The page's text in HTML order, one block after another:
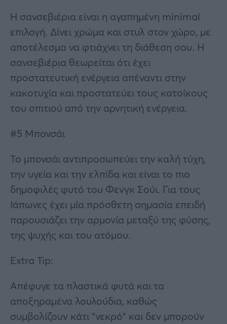
Η σανσεβιέρια είναι η αγαπημένη minimal
επιλογή. Δίνει χρώμα και στυλ στον χώρο, με
αποτέλεσμα να φτιάχνει τη διάθεση σου. Η
σανσεβιέρια θεωρείται ότι έχει
προστατευτική ενέργεια απέναντι στην
κακοτυχία και προστατεύει τους κατοίκους
του σπιτιού από την αρνητική ενέργεια.
#5 Μπονσάι
Το μπονσάι αντιπροσωπεύει την καλή τύχη,
την υγεία και την ελπίδα και είναι το πιο
δημοφιλές φυτό του Φενγκ Σούι. Για τους
Ιάπωνες έχει μία πρόσθετη σημασία επειδή
παρουσιάζει την αρμονία μεταξύ της φύσης,
της ψυχής και του ατόμου.
Extra Tip:
Απέφυγε τα πλαστικά φυτά και τα
αποξηραμένα λουλούδια, καθώς
συμβολίζουν κάτι “νεκρό” και δεν μπορούν